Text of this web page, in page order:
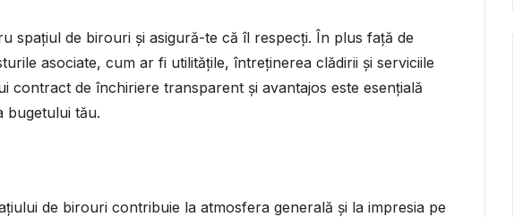
spațiul de birouri și asigură-te că îl respecți. În plus față de
asociate, cum ar fi utilitățile, întreținerea clădirii și serviciile
contract de închiriere transparent și avantajos este esențială
bugetului tău.
de birouri contribuie la atmosfera generală și la impresia pe